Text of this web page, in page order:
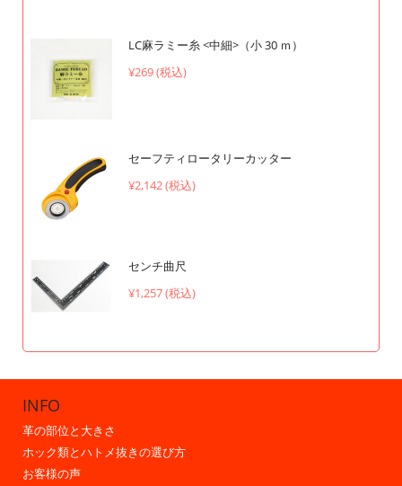
LC麻ラミー糸 <中細>（小 30 ｍ）
¥269 (税込)
セーフティロータリーカッター
¥2,142 (税込)
センチ曲尺
¥1,257 (税込)
INFO
革の部位と大きさ
ホック類とハトメ抜きの選び方
お客様の声